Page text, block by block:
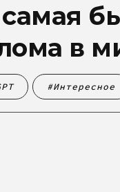
самая
в
Интересное